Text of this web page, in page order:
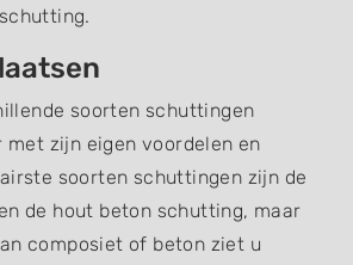
soorten schuttingen
zijn eigen voordelen en
soorten schuttingen zijn de
de hout beton schutting, maar
composiet of beton ziet u